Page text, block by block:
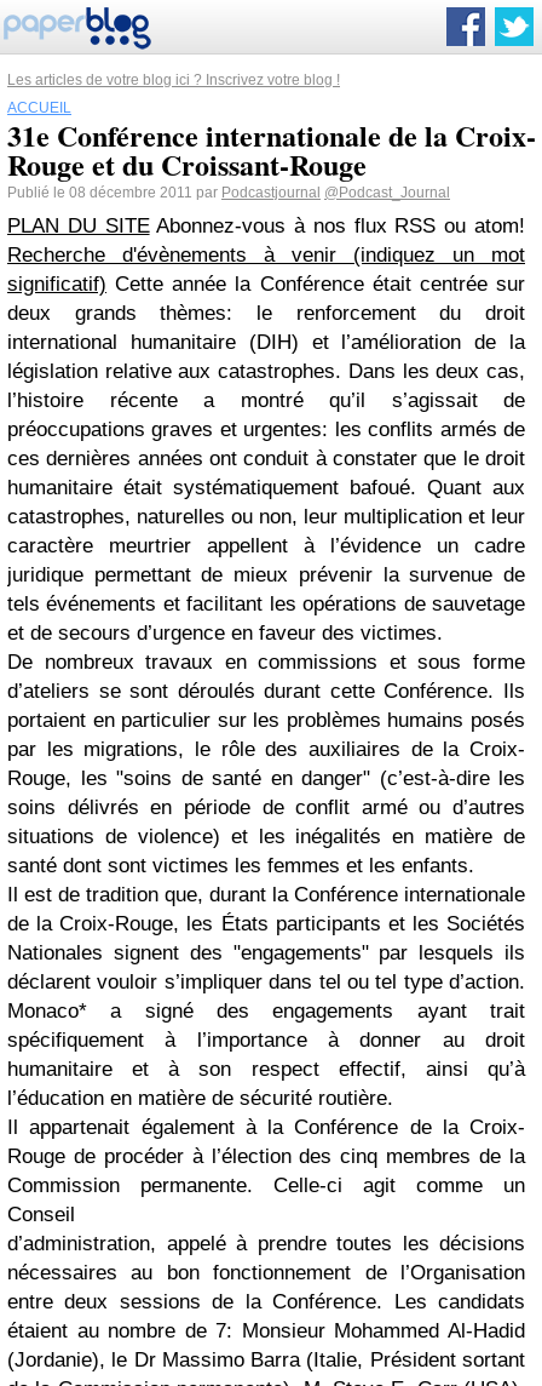
Les articles de votre blog ici ? Inscrivez votre blog !
ACCUEIL
31e Conférence internationale de la Croix-
Rouge et du Croissant-Rouge
Publié le 08 décembre 2011 par Podcastjournal @Podcast_Journal
PLAN DU SITEAbonnez-vous à nos flux RSS ou atom!
Recherche d'évènements à venir (indiquez un mot
significatif) Cette année la Conférence était centrée sur
deux grands thèmes: le renforcement du droit
international humanitaire (DIH) et l’amélioration de la
législation relative aux catastrophes. Dans les deux cas,
l’histoire récente a montré qu’il s’agissait de
préoccupations graves et urgentes: les conflits armés de
ces dernières années ont conduit à constater que le droit
humanitaire était systématiquement bafoué. Quant aux
catastrophes, naturelles ou non, leur multiplication et leur
caractère meurtrier appellent à l’évidence un cadre
juridique permettant de mieux prévenir la survenue de
tels événements et facilitant les opérations de sauvetage
et de secours d’urgence en faveur des victimes.
De nombreux travaux en commissions et sous forme
d’ateliers se sont déroulés durant cette Conférence. Ils
portaient en particulier sur les problèmes humains posés
par les migrations, le rôle des auxiliaires de la Croix-
Rouge, les "soins de santé en danger" (c’est-à-dire les
soins délivrés en période de conflit armé ou d’autres
situations de violence) et les inégalités en matière de
santé dont sont victimes les femmes et les enfants.
Il est de tradition que, durant la Conférence internationale
de la Croix-Rouge, les États participants et les Sociétés
Nationales signent des "engagements" par lesquels ils
déclarent vouloir s’impliquer dans tel ou tel type d’action.
Monaco* a signé des engagements ayant trait
spécifiquement à l’importance à donner au droit
humanitaire et à son respect effectif, ainsi qu’à
l’éducation en matière de sécurité routière.
Il appartenait également à la Conférence de la Croix-
Rouge de procéder à l’élection des cinq membres de la
Commission permanente. Celle-ci agit comme un
Conseil
d’administration, appelé à prendre toutes les décisions
nécessaires au bon fonctionnement de l’Organisation
entre deux sessions de la Conférence. Les candidats
étaient au nombre de 7: Monsieur Mohammed Al-Hadid
(Jordanie), le Dr Massimo Barra (Italie, Président sortant